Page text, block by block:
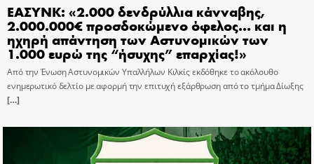
ΕΑΣΥΝΚ: «2.000 δενδρύλλια κάνναβης,
2.000.000€ προσδοκώμενο όφελος… και η
ηχηρή απάντηση των Αστυνομικών των
1.000 ευρώ της “ήσυχης” επαρχίας!»
Από την Ένωση Αστυνομικών Υπαλλήλων Κιλκίς εκδόθηκε το ακόλουθο
ενημερωτικό δελτίο με αφορμή την επιτυχή εξάρθρωση από το τμήμα Δίωξης
[…]